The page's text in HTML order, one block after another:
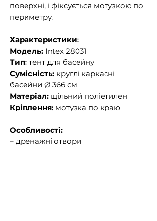
поверхні, і фіксується мотузкою по
периметру.
Характеристики:
Модель: Intex 28031
Тип: тент для басейну
Сумісність: круглі каркасні
басейни Ø 366 см
Матеріал: щільний поліетилен
Кріплення: мотузка по краю
Особливості:
– дренажні отвори